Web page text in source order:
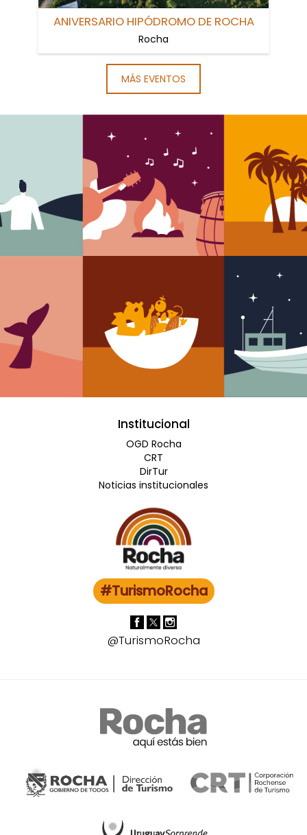
ANIVERSARIO HIPÓDROMO DE ROCHA
Rocha
MÁS EVENTOS
Institucional
OGD Rocha
CRT
DirTur
Noticias institucionales
#TurismoRocha
@TurismoRocha